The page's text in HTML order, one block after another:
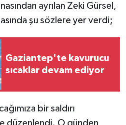
ayrılan Zeki Gürsel,
şu sözlere yer verdi;
Gaziantep'te kavurucu
sıcaklar devam ediyor
bir saldırı
düzenlendi. O günden